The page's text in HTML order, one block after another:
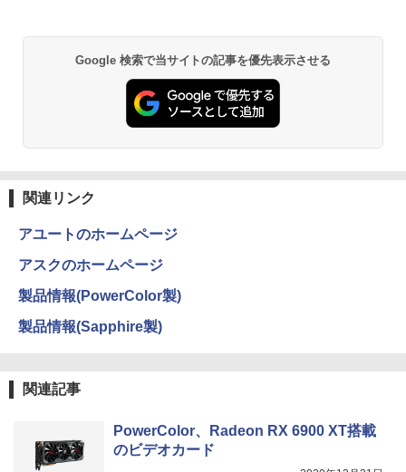
￥5,990
【2026年アップグレード版】AOKIMI ワイヤ
レスイヤホン bluetooth イヤホン V12 小型
軽量 ブルートゥースHi-Fi 最大36時間再生 ぶ
るーとゅーす コードレス ENCノイズキャン
セリング 自動ペアリング Type-C充電 マイク
Xiaomi シャオミ REDMI Buds 8 Lite ワイヤ
レスイヤホン Bluetooth 5.4 ノイズキャンセ
[Explicit]
￥250
On My Road (Stadium ver.)
￥250
【Amazon.co.jp限定】 い・ろ・は・す 2L P
ET ラベルレス ×8本
￥1,112
￥1,625
by Amazon 天然水ラベルレス 2L×9本
￥1,117
みきった日本の水 2L 8本 ラベルレス [ ケース
] [ 水 ] [ ペットボトル ] [ 箱買い ] [ ストック
] [ 水分補給 ]
エース)
￥832
HUNTER×HUNTER モノクロ版 39 (ジャンプ
コミックスDIGITAL)
￥572
￥810
Google 検索で当サイトの記事を優先表示させる
関連リンク
アユートのホームページ
アスクのホームページ
製品情報(PowerColor製)
製品情報(Sapphire製)
関連記事
PowerColor、Radeon RX 6900 XT搭載
のビデオカード